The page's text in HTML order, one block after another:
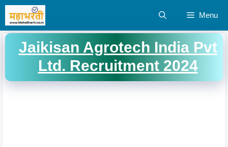
Skip
content
Menu
Jaikisan Agrotech India Pvt
Ltd. Recruitment 2024